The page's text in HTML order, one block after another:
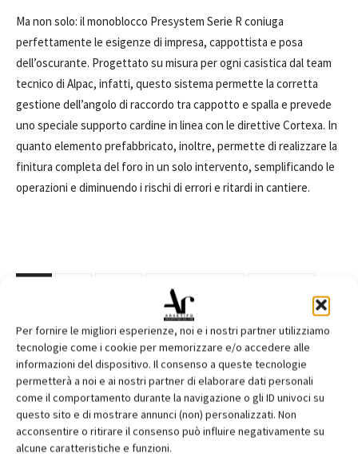
Per fornire le migliori esperienze, noi e i nostri partner utilizziamo
tecnologie come i cookie per memorizzare e/o accedere alle
informazioni del dispositivo. Il consenso a queste tecnologie
permetterà a noi e ai nostri partner di elaborare dati personali
come il comportamento durante la navigazione o gli ID univoci su
questo sito e di mostrare annunci (non) personalizzati. Non
acconsentire o ritirare il consenso può influire negativamente su
alcune caratteristiche e funzioni.
Ma non solo: il monoblocco Presystem Serie R coniuga
perfettamente le esigenze di impresa, cappottista e posa
dell’oscurante. Progettato su misura per ogni casistica dal team
tecnico di Alpac, infatti, questo sistema permette la corretta
gestione dell’angolo di raccordo tra cappotto e spalla e prevede
uno speciale supporto cardine in linea con le direttive Cortexa. In
quanto elemento prefabbricato, inoltre, permette di realizzare la
finitura completa del foro in un solo intervento, semplificando le
operazioni e diminuendo i rischi di errori e ritardi in cantiere.
TAGS
prestazioni acustiche
riqualificazione
Facebook Twitter Pinterest